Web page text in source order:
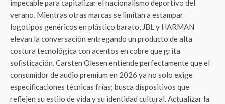
impecable para capitalizar el nacionalismo deportivo del
verano. Mientras otras marcas se limitan a estampar
logotipos genéricos en plástico barato, JBL y HARMAN
elevan la conversación entregando un producto de alta
costura tecnológica con acentos en cobre que grita
sofisticación. Carsten Olesen entiende perfectamente que el
consumidor de audio premium en 2026 ya no solo exige
especificaciones técnicas frías; busca dispositivos que
reflejen su estilo de vida y su identidad cultural. Actualizar la